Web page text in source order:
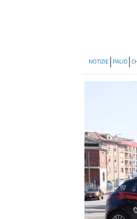
NOTIZIE PALIO